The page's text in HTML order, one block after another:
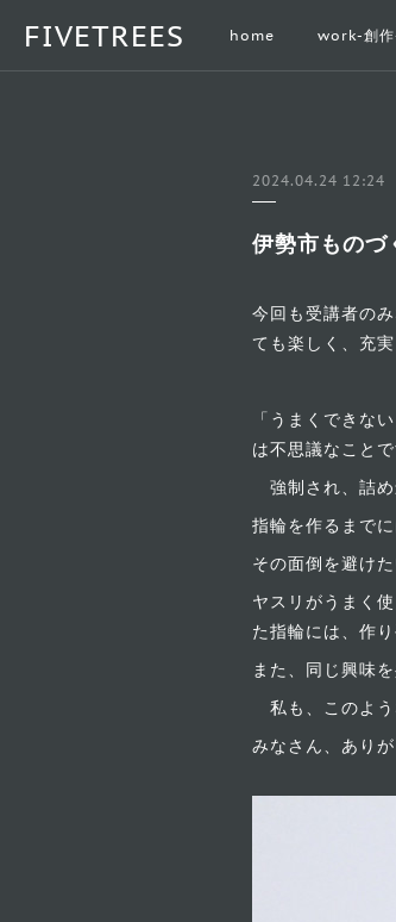
FIVETREES home work-創
2024.04.24 12:24
伊勢市ものづ
今回も受講者の
ても楽しく、充
「うまくできな
は不思議なことで
強制され、詰め
指輪を作るまで
その面倒を避け
ヤスリがうまく
た指輪には、作
また、同じ興味
私も、このよう
みなさん、ありが